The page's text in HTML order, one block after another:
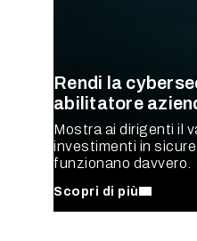
Rendi la
abilitatore
Mostra ai dirigenti il
investimenti in
funzionano davvero.
Scopri di più